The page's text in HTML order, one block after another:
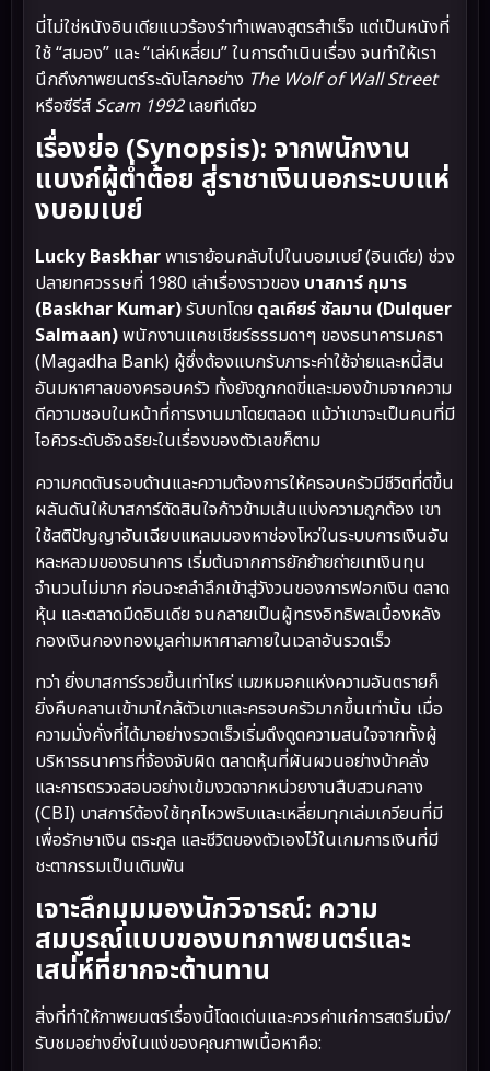
นี่ไม่ใช่หนังอินเดียแนวร้องรำทำเพลงสูตรสำเร็จ แต่เป็นหนังที่
ใช้ “สมอง” และ “เล่ห์เหลี่ยม” ในการดำเนินเรื่อง จนทำให้เรา
นึกถึงภาพยนตร์ระดับโลกอย่าง The Wolf of Wall Street
หรือซีรีส์ Scam 1992เลยทีเดียว
เรื่องย่อ (Synopsis): จากพนักงาน
แบงก์ผู้ต่ำต้อย สู่ราชาเงินนอกระบบแห่
งบอมเบย์
Lucky Baskharพาเราย้อนกลับไปในบอมเบย์ (อินเดีย) ช่วง
ปลายทศวรรษที่ 1980 เล่าเรื่องราวของ บาสการ์ กุมาร
(Baskhar Kumar)รับบทโดย ดุลเคียร์ ซัลมาน (Dulquer
Salmaan)พนักงานแคชเชียร์ธรรมดาๆ ของธนาคารมคธา
(Magadha Bank) ผู้ซึ่งต้องแบกรับภาระค่าใช้จ่ายและหนี้สิน
อันมหาศาลของครอบครัว ทั้งยังถูกกดขี่และมองข้ามจากความ
ดีความชอบในหน้าที่การงานมาโดยตลอด แม้ว่าเขาจะเป็นคนที่มี
ไอคิวระดับอัจฉริยะในเรื่องของตัวเลขก็ตาม
ความกดดันรอบด้านและความต้องการให้ครอบครัวมีชีวิตที่ดีขึ้น
ผลันดันให้บาสการ์ตัดสินใจก้าวข้ามเส้นแบ่งความถูกต้อง เขา
ใช้สติปัญญาอันเฉียบแหลมมองหาช่องโหว่ในระบบการเงินอัน
หละหลวมของธนาคาร เริ่มต้นจากการยักย้ายถ่ายเทเงินทุน
จำนวนไม่มาก ก่อนจะถลำลึกเข้าสู่วังวนของการฟอกเงิน ตลาด
หุ้น และตลาดมืดอินเดีย จนกลายเป็นผู้ทรงอิทธิพลเบื้องหลัง
กองเงินกองทองมูลค่ามหาศาลภายในเวลาอันรวดเร็ว
ทว่า ยิ่งบาสการ์รวยขึ้นเท่าไหร่ เมฆหมอกแห่งความอันตรายก็
ยิ่งคืบคลานเข้ามาใกล้ตัวเขาและครอบครัวมากขึ้นเท่านั้น เมื่อ
ความมั่งคั่งที่ได้มาอย่างรวดเร็วเริ่มดึงดูดความสนใจจากทั้งผู้
บริหารธนาคารที่จ้องจับผิด ตลาดหุ้นที่ผันผวนอย่างบ้าคลั่ง
และการตรวจสอบอย่างเข้มงวดจากหน่วยงานสืบสวนกลาง
(CBI) บาสการ์ต้องใช้ทุกไหวพริบและเหลี่ยมทุกเล่มเกวียนที่มี
เพื่อรักษาเงิน ตระกูล และชีวิตของตัวเองไว้ในเกมการเงินที่มี
ชะตากรรมเป็นเดิมพัน
เจาะลึกมุมมองนักวิจารณ์: ความ
สมบูรณ์แบบของบทภาพยนตร์และ
เสน่ห์ที่ยากจะต้านทาน
สิ่งที่ทำให้ภาพยนตร์เรื่องนี้โดดเด่นและควรค่าแก่การสตรีมมิ่ง/
รับชมอย่างยิ่งในแง่ของคุณภาพเนื้อหาคือ: